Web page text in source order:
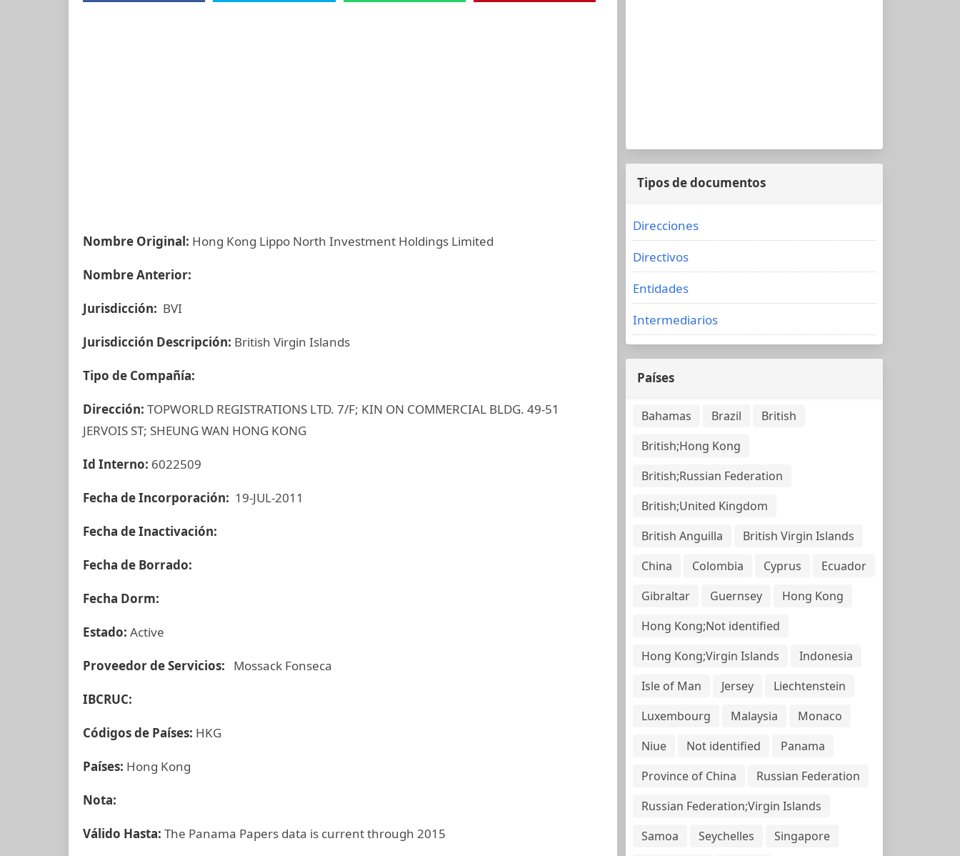
Nombre Original: Hong Kong Lippo North Investment Holdings Limited
Nombre Anterior:
Jurisdicción: BVI
Jurisdicción Descripción: British Virgin Islands
Tipo de Compañía:
Dirección: TOPWORLD REGISTRATIONS LTD. 7/F; KIN ON COMMERCIAL BLDG. 49-51
JERVOIS ST; SHEUNG WAN HONG KONG
Id Interno: 6022509
Fecha de Incorporación: 19-JUL-2011
Fecha de Inactivación:
Fecha de Borrado:
Fecha Dorm:
Estado: Active
Proveedor de Servicios: Mossack Fonseca
IBCRUC:
Códigos de Países: HKG
Países: Hong Kong
Nota:
Válido Hasta: The Panama Papers data is current through 2015
Tipos de documentos
Direcciones
Directivos
Entidades
Intermediarios
Países
Bahamas Brazil
British
British;Hong Kong
British;Russian Federation
British;United Kingdom
British Anguilla
British Virgin Islands
China
Colombia Cyprus
Ecuador
Gibraltar
Guernsey
Hong Kong
Hong Kong;Not identified
Hong Kong;Virgin Islands
Indonesia
Isle of Man
Jersey
Liechtenstein
Luxembourg
Malaysia
Monaco
Niue
Not identified
Panama
Province of China
Russian Federation
Russian Federation;Virgin Islands
Samoa
Seychelles
Singapore